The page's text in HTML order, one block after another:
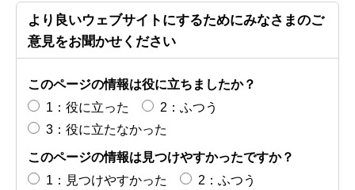
より良いウェブサイトにするためにみなさまのご
意見をお聞かせください
このページの情報は役に立ちましたか？
1：役に立った
2：ふつう
3：役に立たなかった
このページの情報は見つけやすかったですか？
1：見つけやすかった
2：ふつう